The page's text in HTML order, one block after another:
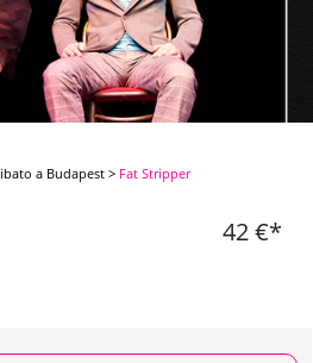
a Budapest > Fat Stripper
42 €*